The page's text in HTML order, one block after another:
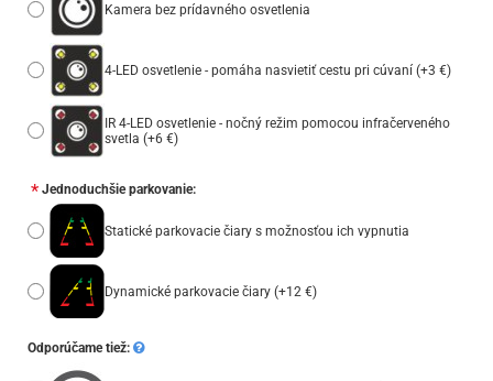
Kamera bez prídavného osvetlenia
4-LED osvetlenie - pomáha nasvietiť cestu pri cúvaní (+3 €)
IR 4-LED osvetlenie - nočný režim pomocou infračerveného
svetla (+6 €)
Jednoduchšie parkovanie:
Statické parkovacie čiary s možnosťou ich vypnutia
Dynamické parkovacie čiary (+12 €)
Odporúčame tiež: